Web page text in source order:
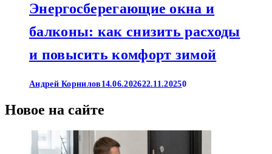
Энергосберегающие окна и
балконы: как снизить расходы
и повысить комфорт зимой
Андрей Корнилов 14.06.202622.11.20250
Новое на сайте